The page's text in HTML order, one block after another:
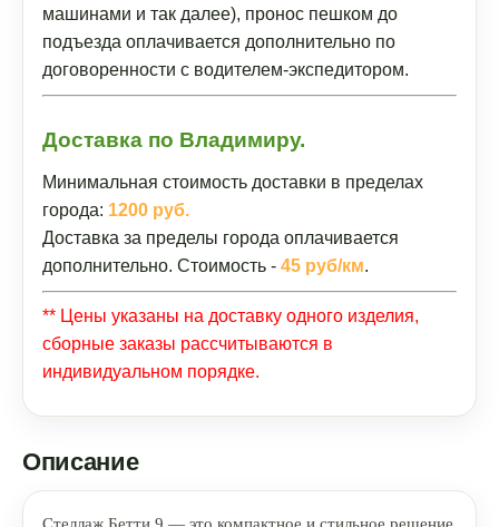
машинами и так далее), пронос пешком до
подъезда оплачивается дополнительно по
договоренности с водителем-экспедитором.
Доставка по Владимиру.
Минимальная стоимость доставки в пределах
города: 1200 руб.
Доставка за пределы города оплачивается
дополнительно. Стоимость - 45 руб/км.
** Цены указаны на доставку одного изделия,
сборные заказы рассчитываются в
индивидуальном порядке.
Описание